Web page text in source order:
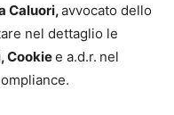
Caluori,avvocato dello
nel dettaglio le
Cookiee a.d.r. nel